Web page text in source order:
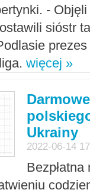
-
sióstr
więcej »
Ukrainy
2022-06-14